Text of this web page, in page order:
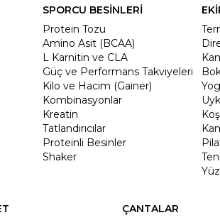
SPORCU BESİNLERİ
Protein Tozu
Amino Asit (BCAA)
L Karnitin ve CLA
Güç ve Performans Takviyeleri
Kilo ve Hacim (Gainer)
Kombinasyonlar
Kreatin
Tatlandırıcılar
Proteinli Besinler
Shaker
ÇANTALAR